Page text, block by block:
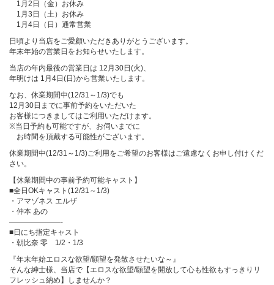
1月2日（金）お休み
1月3日（土）お休み
1月4日（日）通常営業
日頃より当店をご愛顧いただきありがとうございます。
年末年始の営業日をお知らせいたします。
当店の年内最後の営業日は 12月30日(火)、
年明けは 1月4日(日)から営業いたします。
なお、休業期間中(12/31～1/3)でも
12月30日までに事前予約をいただいた
お客様につきましてはご利用いただけます。
※当日予約も可能ですが、お伺いまでに
お時間を頂戴する可能性がございます。
休業期間中(12/31～1/3)ご利用をご希望のお客様はご遠慮なくお申し付けくだ
さい。
【休業期間中の事前予約可能キャスト】
■全日OKキャスト(12/31～1/3)
・アマゾネス エルザ
・仲本 あの
———————-
■日にち指定キャスト
・朝比奈 零 1/2・1/3
『年末年始エロスな欲望/願望を発散させたいな～』
そんな紳士様、当店で【エロスな欲望/願望を開放して心も性欲もすっきりリ
フレッシュ納め】しませんか？